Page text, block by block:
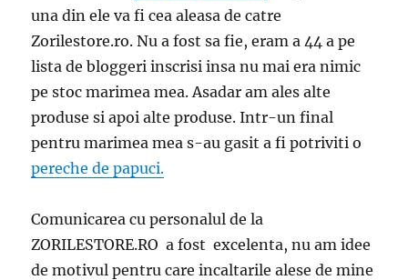
una din ele va fi cea aleasa de catre
Zorilestore.ro. Nu a fost sa fie, eram a 44 a pe
lista de bloggeri inscrisi insa nu mai era nimic
pe stoc marimea mea. Asadar am ales alte
produse si apoi alte produse. Intr-un final
pentru marimea mea s-au gasit a fi potriviti o
pereche de papuci.
Comunicarea cu personalul de la
ZORILESTORE.RO a fost excelenta, nu am idee
de motivul pentru care incaltarile alese de mine